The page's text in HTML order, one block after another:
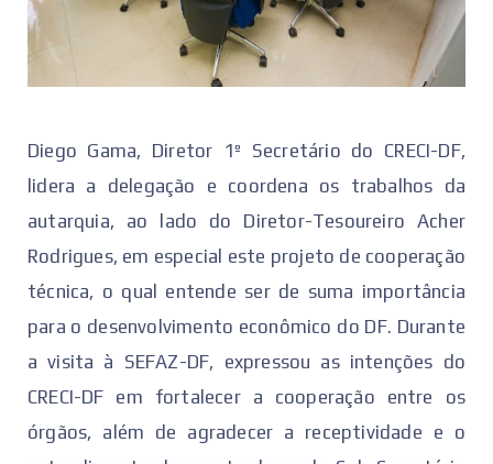
Diego Gama, Diretor 1º Secretário do CRECI-DF,
lidera a delegação e coordena os trabalhos da
autarquia, ao lado do Diretor-Tesoureiro Acher
Rodrigues, em especial este projeto de cooperação
técnica, o qual entende ser de suma importância
para o desenvolvimento econômico do DF. Durante
a visita à SEFAZ-DF, expressou as intenções do
CRECI-DF em fortalecer a cooperação entre os
órgãos, além de agradecer a receptividade e o